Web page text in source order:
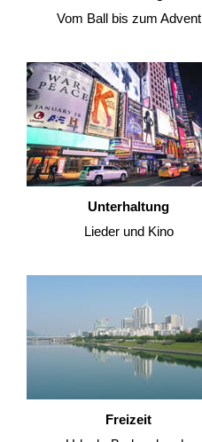
Vom Ball bis zum Advent
Unterhaltung
Lieder und Kino
Freizeit